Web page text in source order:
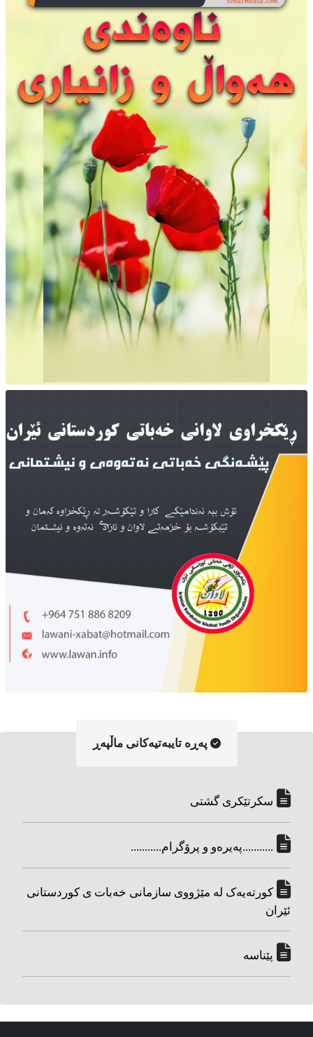
په‌ڕه‌ تایبه‌تیه‌کانی ماڵپه‌ڕ
سکرتێکری گشتی
...........په‌یره‌و و پرۆگرام...........
کورته‌یه‌ک له مێژووی سازمانی خه‌بات ی کوردستانی
ئێران
پێناسه‌